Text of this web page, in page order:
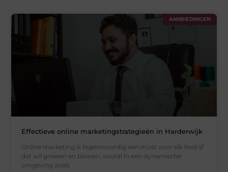
AANBIEDINGEN
Effectieve online marketingstrategieën in Harderwijk
Online marketing is tegenwoordig een must voor elk bedrijf
dat wil groeien en bloeien, vooral in een dynamische
omgeving zoals